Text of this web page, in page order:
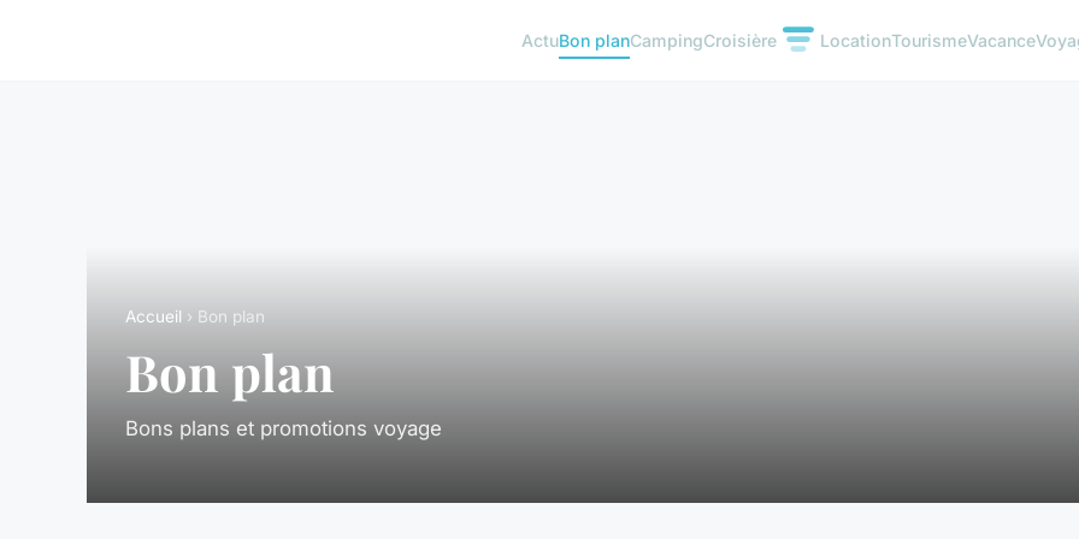
ActuBon planCampingCroisière LocationTourismeVacance
Accueil › Bon plan
Bon plan
Bons plans et promotions voyage